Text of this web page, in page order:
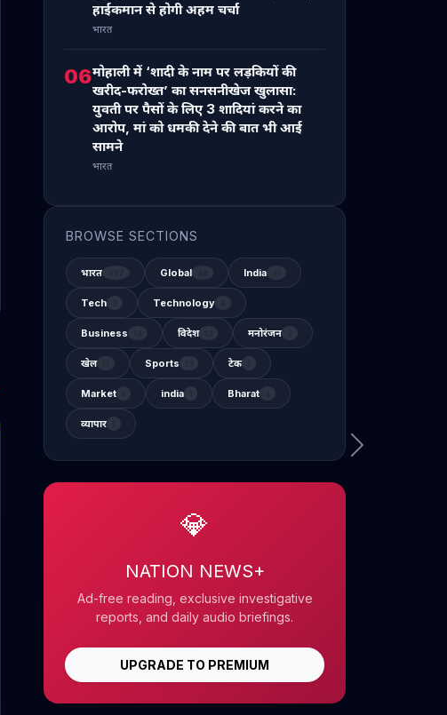
हाईकमान से होगी अहम चर्चा
भारत
06मोहाली में ‘शादी के नाम पर लड़कियों की
खरीद-फरोख्त’ का सनसनीखेज खुलासा:
युवती पर पैसों के लिए 3 शादियां करने का
आरोप, मां को धमकी देने की बात भी आई
सामने
भारत
BROWSE SECTIONS
भारत Global India
Tech Technology
Business विदेश मनोरंजन
खेल Sports टेक
Market india Bharat
व्यापार
💎
NATION NEWS+
Ad-free reading, exclusive investigative
reports, and daily audio briefings.
UPGRADE TO PREMIUM